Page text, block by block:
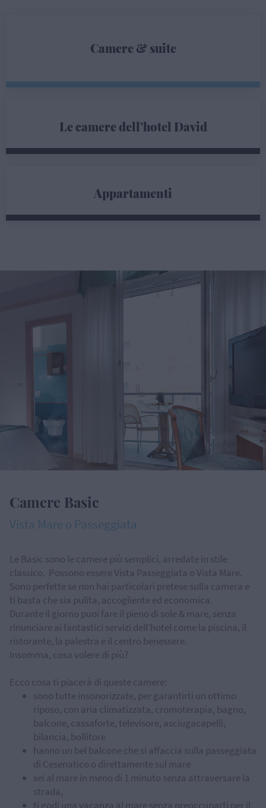
Camere & suite
Le camere dell’hotel David
Appartamenti
Camere Basic
Vista Mare o Passeggiata
Le Basic sono le camere più semplici, arredate in stile
classico. Possono essere Vista Passeggiata o Vista Mare.
Sono perfette se non hai particolari pretese sulla camera e
ti basta che sia pulita, accogliente ed economica.
Durante il giorno puoi fare il pieno di sole & mare, senza
rinunciare ai fantastici servizi dell’hotel come la piscina, il
ristorante, la palestra e il centro benessere.
Insomma, cosa volere di più?
Ecco cosa ti piacerà di queste camere:
sono tutte insonorizzate, per garantirti un ottimo
riposo, con aria climatizzata, cromoterapia, bagno,
balcone, cassaforte, televisore, asciugacapelli,
bilancia, bollitore
hanno un bel balcone che si affaccia sulla passeggiata
di Cesenatico o direttamente sul mare
sei al mare in meno di 1 minuto senza attraversare la
strada,
ti godi una vacanza al mare senza preoccuparti per il